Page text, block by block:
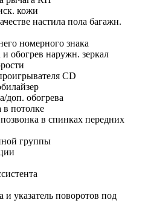
кожи
настила пола багажн.
номерного знака
обогрев наружн. зеркал
CD
доп. обогрева
в потолке
в спинках передних
группы
указатель поворотов под